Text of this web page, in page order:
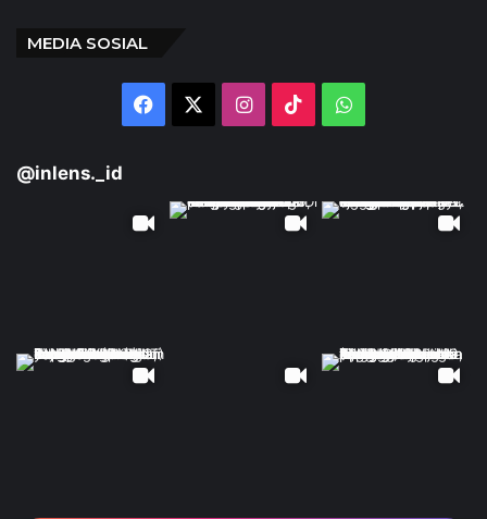
MEDIA SOSIAL
Facebook Instagram
TikTokWhatsApp
@inlens._id